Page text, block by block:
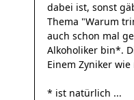
dabei ist, sonst
Thema "Warum
auch schon mal
Alkoholiker bin*.
Einem Zyniker
* ist natürlich ...